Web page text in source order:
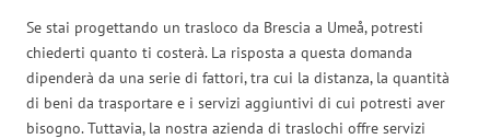
Se stai progettando un trasloco da Brescia a Umeå, potresti
chiederti quanto ti costerà. La risposta a questa domanda
dipenderà da una serie di fattori, tra cui la distanza, la quantità
di beni da trasportare e i servizi aggiuntivi di cui potresti aver
bisogno. Tuttavia, la nostra azienda di traslochi offre servizi